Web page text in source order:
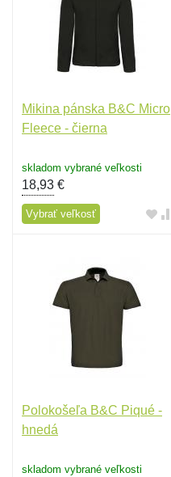
Mikina pánska B&C Micro
Fleece - čierna
skladom vybrané veľkosti
18,93 €
Vybrať veľkosť
Polokošeľa B&C Piqué -
hnedá
skladom vybrané veľkosti